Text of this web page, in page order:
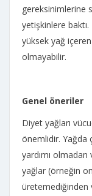
gereksinimlerine
yetişkinlere
yüksek yağ
olmayabilir.
Genel öneriler
Diyet yağları
önemlidir. Yağda
yardımı
yağlar (örneğin
üretemediğinden